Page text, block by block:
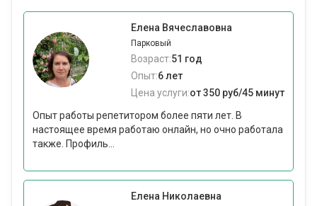
Елена Вячеславовна
Парковый
Возраст:51 год
Опыт:6 лет
Цена услуги:от 350 руб/45 минут
Опыт работы репетитором более пяти лет. В
настоящее время работаю онлайн, но очно работала
также. Профиль...
Елена Николаевна